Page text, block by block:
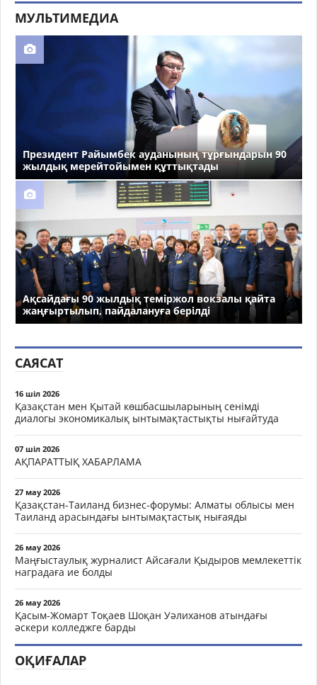
МУЛЬТИМЕДИА
Президент Райымбек ауданының тұрғындарын 90
жылдық мерейтойымен құттықтады
Ақсайдағы 90 жылдық теміржол вокзалы қайта
жаңғыртылып, пайдалануға берілді
САЯСАТ
16 шіл 2026
Қазақстан мен Қытай көшбасшыларының сенімді
диалогы экономикалық ынтымақтастықты нығайтуда
07 шіл 2026
АҚПАРАТТЫҚ ХАБАРЛАМА
27 мау 2026
Қазақстан-Таиланд бизнес-форумы: Алматы облысы мен
Таиланд арасындағы ынтымақтастық нығаяды
26 мау 2026
Маңғыстаулық журналист Айсағали Қыдыров мемлекеттік
наградаға ие болды
26 мау 2026
Қасым-Жомарт Тоқаев Шоқан Уәлиханов атындағы
әскери колледжге барды
ОҚИҒАЛАР